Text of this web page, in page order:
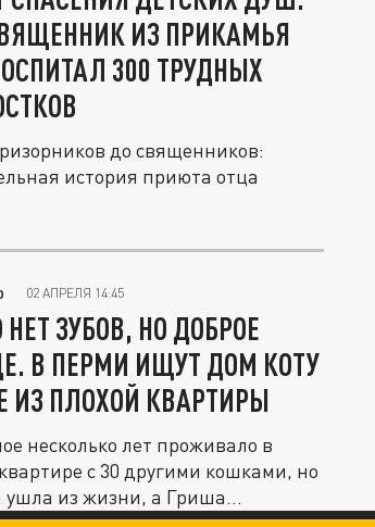
ИЗ ПРИКАМЬЯ
300 ТРУДНЫХ
до священников:
история приюта отца
02 АПРЕЛЯ 14:45
НЕТ ЗУБОВ, НО ДОБРОЕ
В ПЕРМИ ИЩУТ ДОМ КОТУ
ИЗ ПЛОХОЙ КВАРТИРЫ
несколько лет проживало в
с 30 другими кошками, но
ушла из жизни, а Гриша...